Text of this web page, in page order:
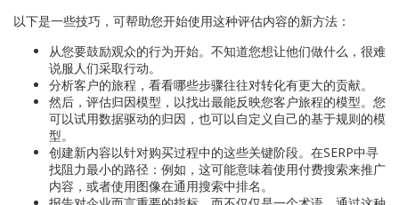
以下是一些技巧，可帮助您开始使用这种评估内容的新方法：
从您要鼓励观众的行为开始。不知道您想让他们做什么，很难
说服人们采取行动。
分析客户的旅程，看看哪些步骤往往对转化有更大的贡献。
然后，评估归因模型，以找出最能反映您客户旅程的模型。您
可以试用数据驱动的归因，也可以自定义自己的基于规则的模
型。
创建新内容以针对购买过程中的这些关键阶段。在SERP中寻
找阻力最小的路径：例如，这可能意味着使用付费搜索来推广
内容，或者使用图像在通用搜索中排名。